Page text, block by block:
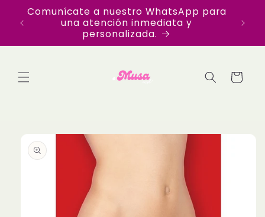
directamente
al contenido
Comunícate a nuestro WhatsApp para
una atención inmediata y
personalizada.
en
Carrito
directamente
información
del producto